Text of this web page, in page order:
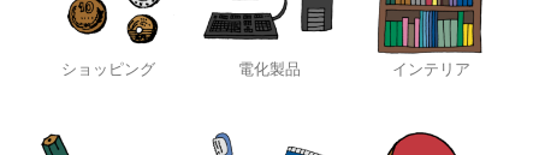
ショッピング 電化製品 インテリア